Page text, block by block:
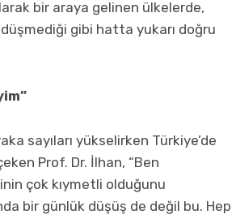
bir araya gelinen ülkelerde,
gibi hatta yukarı doğru
sayıları yükselirken Türkiye’de
Prof. Dr. İlhan, “Ben
çok kıymetli olduğunu
bir günlük düşüş de değil bu. Hep